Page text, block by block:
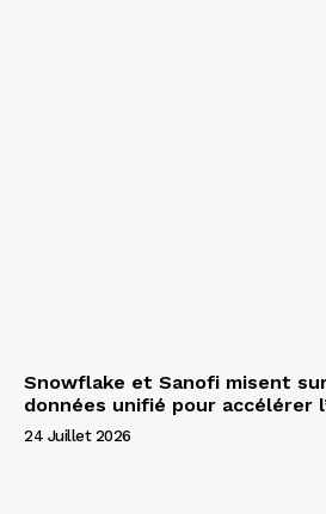
Snowflake et Sanofi misent
données unifié pour accélérer
24 Juillet 2026